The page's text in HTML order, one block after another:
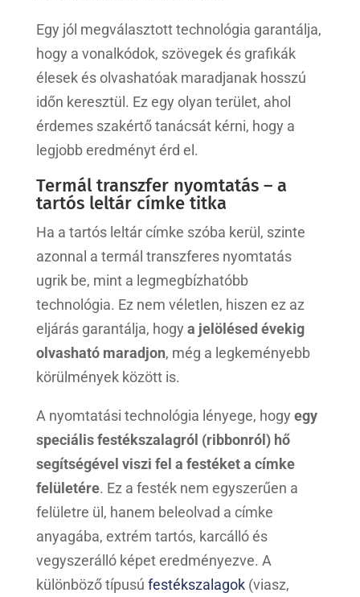
Egy jól megválasztott technológia garantálja,
hogy a vonalkódok, szövegek és grafikák
élesek és olvashatóak maradjanak hosszú
időn keresztül. Ez egy olyan terület, ahol
érdemes szakértő tanácsát kérni, hogy a
legjobb eredményt érd el.
Termál transzfer nyomtatás – a
tartós leltár címke titka
Ha a tartós leltár címke szóba kerül, szinte
azonnal a termál transzferes nyomtatás
ugrik be, mint a legmegbízhatóbb
technológia. Ez nem véletlen, hiszen ez az
eljárás garantálja, hogy a jelölésed évekig
olvasható maradjon, még a legkeményebb
körülmények között is.
A nyomtatási technológia lényege, hogy egy
speciális festékszalagról (ribbonról) hő
segítségével viszi fel a festéket a címke
felületére. Ez a festék nem egyszerűen a
felületre ül, hanem beleolvad a címke
anyagába, extrém tartós, karcálló és
vegyszerálló képet eredményezve. A
különböző típusú festékszalagok(viasz,